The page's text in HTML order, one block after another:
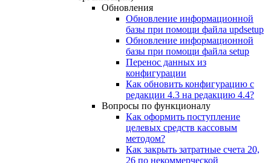
Обновления
Обновление информационной
базы при помощи файла updsetup
Обновление информационной
базы при помощи файла setup
Перенос данных из
конфигурации
Как обновить конфигурацию с
редакции 4.3 на редакцию 4.4?
Вопросы по функционалу
Как оформить поступление
целевых средств кассовым
методом?
Как закрыть затратные счета 20,
26 по некоммерческой